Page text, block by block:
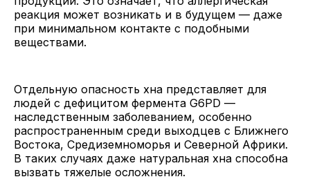
реакция может возникать и в будущем — даже
при минимальном контакте с подобными
веществами.
Отдельную опасность хна представляет для
людей с дефицитом фермента G6PD —
наследственным заболеванием, особенно
распространенным среди выходцев с Ближнего
Востока, Средиземноморья и Северной Африки.
В таких случаях даже натуральная хна способна
вызвать тяжелые осложнения.